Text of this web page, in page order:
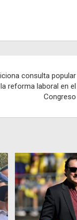
consulta popular
reforma laboral en el
Congreso